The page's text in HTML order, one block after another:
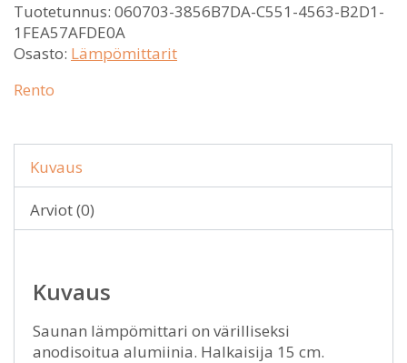
Tuotetunnus: 060703-3856B7DA-C551-4563-B2D1-
1FEA57AFDE0A
Osasto: Lämpömittarit
Rento
Kuvaus
Arviot (0)
Kuvaus
Saunan lämpömittari on värilliseksi
anodisoitua alumiinia. Halkaisija 15 cm.